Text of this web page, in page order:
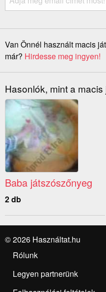
Van Önnél használt macis
már? Hirdesse meg ingyen!
Hasonlók, mint a
Baba játszószőnyeg
2 db
© 2026 Használtat.hu
Rólunk
Legyen partnerünk